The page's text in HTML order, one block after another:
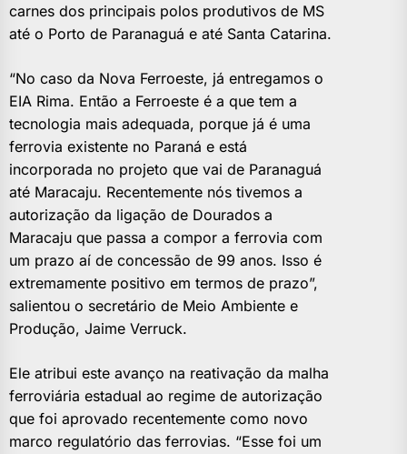
carnes dos principais polos produtivos de MS
até o Porto de Paranaguá e até Santa Catarina.
“No caso da Nova Ferroeste, já entregamos o
EIA Rima. Então a Ferroeste é a que tem a
tecnologia mais adequada, porque já é uma
ferrovia existente no Paraná e está
incorporada no projeto que vai de Paranaguá
até Maracaju. Recentemente nós tivemos a
autorização da ligação de Dourados a
Maracaju que passa a compor a ferrovia com
um prazo aí de concessão de 99 anos. Isso é
extremamente positivo em termos de prazo”,
salientou o secretário de Meio Ambiente e
Produção, Jaime Verruck.
Ele atribui este avanço na reativação da malha
ferroviária estadual ao regime de autorização
que foi aprovado recentemente como novo
marco regulatório das ferrovias. “Esse foi um